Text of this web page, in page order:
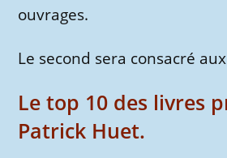
ouvrages.
Le second sera consacré
Le top 10 des livres
Patrick Huet.